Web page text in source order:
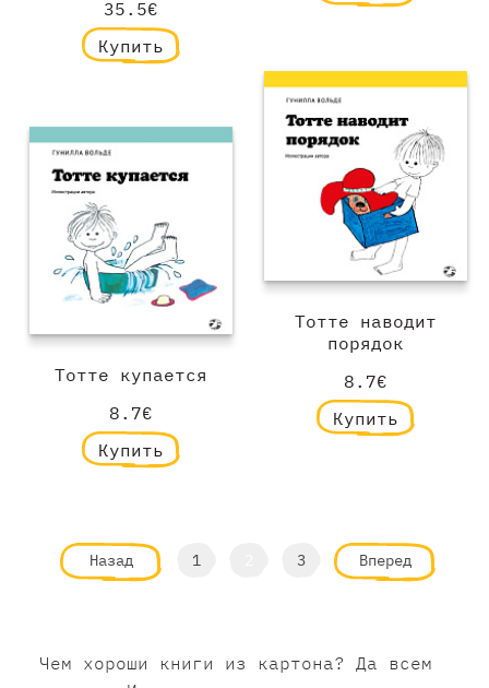
35.5€
Купить
Тотте наводит
порядок
8.7€
Купить
Тотте купается
8.7€
Купить
Назад 1 3 Вперед
Чем хороши книги из картона? Да всем